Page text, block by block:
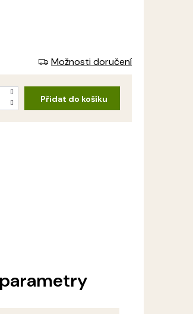
Možnosti doručení
Přidat do košíku